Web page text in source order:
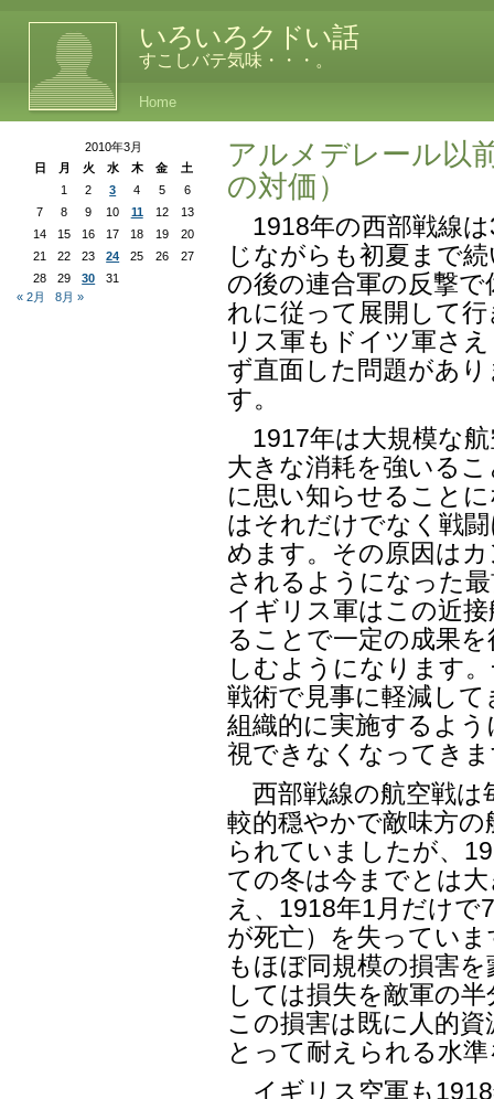
いろいろクドい話
すこしバテ気味・・・。
Home
アルメデレール
の対価）
1918年の西部戦線は
じながらも初夏まで
の後の連合軍の反撃
れに従って展開して
リス軍もドイツ軍さ
ず直面した問題があ
す。
1917年は大規模な
大きな消耗を強いる
に思い知らせること
はそれだけでなく戦
めます。その原因は
されるようになった
イギリス軍はこの近
ることで一定の成果
しむようになります
戦術で見事に軽減し
組織的に実施するよ
視できなくなってき
西部戦線の航空戦は
較的穏やかで敵味方
られていましたが、
ての冬は今までとは
え、1918年1月だけで
が死亡）を失ってい
もほぼ同規模の損害
しては損失を敵軍の
この損害は既に人的
とって耐えられる水
イギリス空軍も
2010年3月
日
月 火 水 木 金
土
1
2 3 4 5
6
7
8 9 10 11 12
13
14
15 16 17 18 19
20
21
22 23 24 25 26
27
28
29 30
31
« 2月
8月 »